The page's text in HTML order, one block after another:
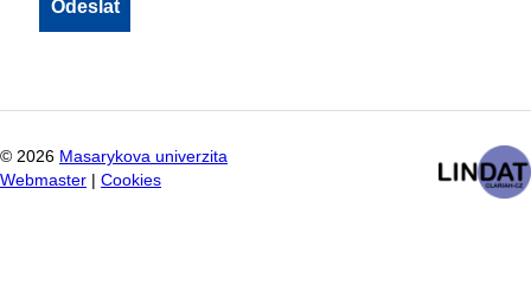
© 2026 Masarykova univerzita
Webmaster
Cookies